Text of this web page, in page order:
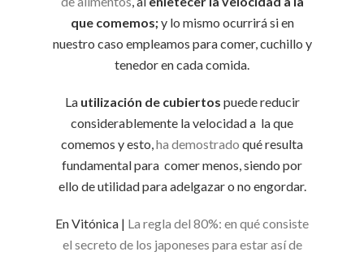
que comemos;y lo mismo ocurrirá si en
nuestro caso empleamos para comer, cuchillo y
tenedor en cada comida.
La utilización de cubiertos puede reducir
considerablemente la velocidad a la que
comemos y esto, ha demostrado qué resulta
fundamental para comer menos, siendo por
ello de utilidad para adelgazar o no engordar.
En Vitónica | La regla del 80%: en qué consiste
el secreto de los japoneses para estar así de